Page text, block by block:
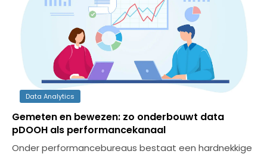
Data Analytics
Gemeten en bewezen: zo onderbouwt data
pDOOH als performancekanaal
Onder performancebureaus bestaat een hardnekkige